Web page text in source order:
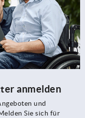
anmelden
und
Sie sich für